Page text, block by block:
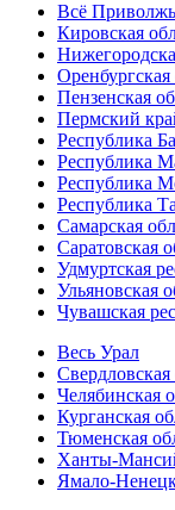
Всё
Кировская
Оренбургская
Пензенская
Пермский
Республика
Республика
Республика
Республика
Самарская
Саратовская
Удмуртская
Ульяновская
Чувашская
Весь Урал
Свердловская
Челябинская
Курганская
Тюменская
Ханты-
Ямало-